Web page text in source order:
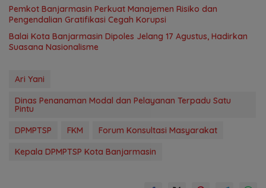
Pemkot Banjarmasin Perkuat Manajemen Risiko dan
Pengendalian Gratifikasi Cegah Korupsi
Balai Kota Banjarmasin Dipoles Jelang 17 Agustus, Hadirkan
Suasana Nasionalisme
Ari Yani
Dinas Penanaman Modal dan Pelayanan Terpadu Satu
Pintu
DPMPTSP
FKM
Forum Konsultasi Masyarakat
Kepala DPMPTSP Kota Banjarmasin